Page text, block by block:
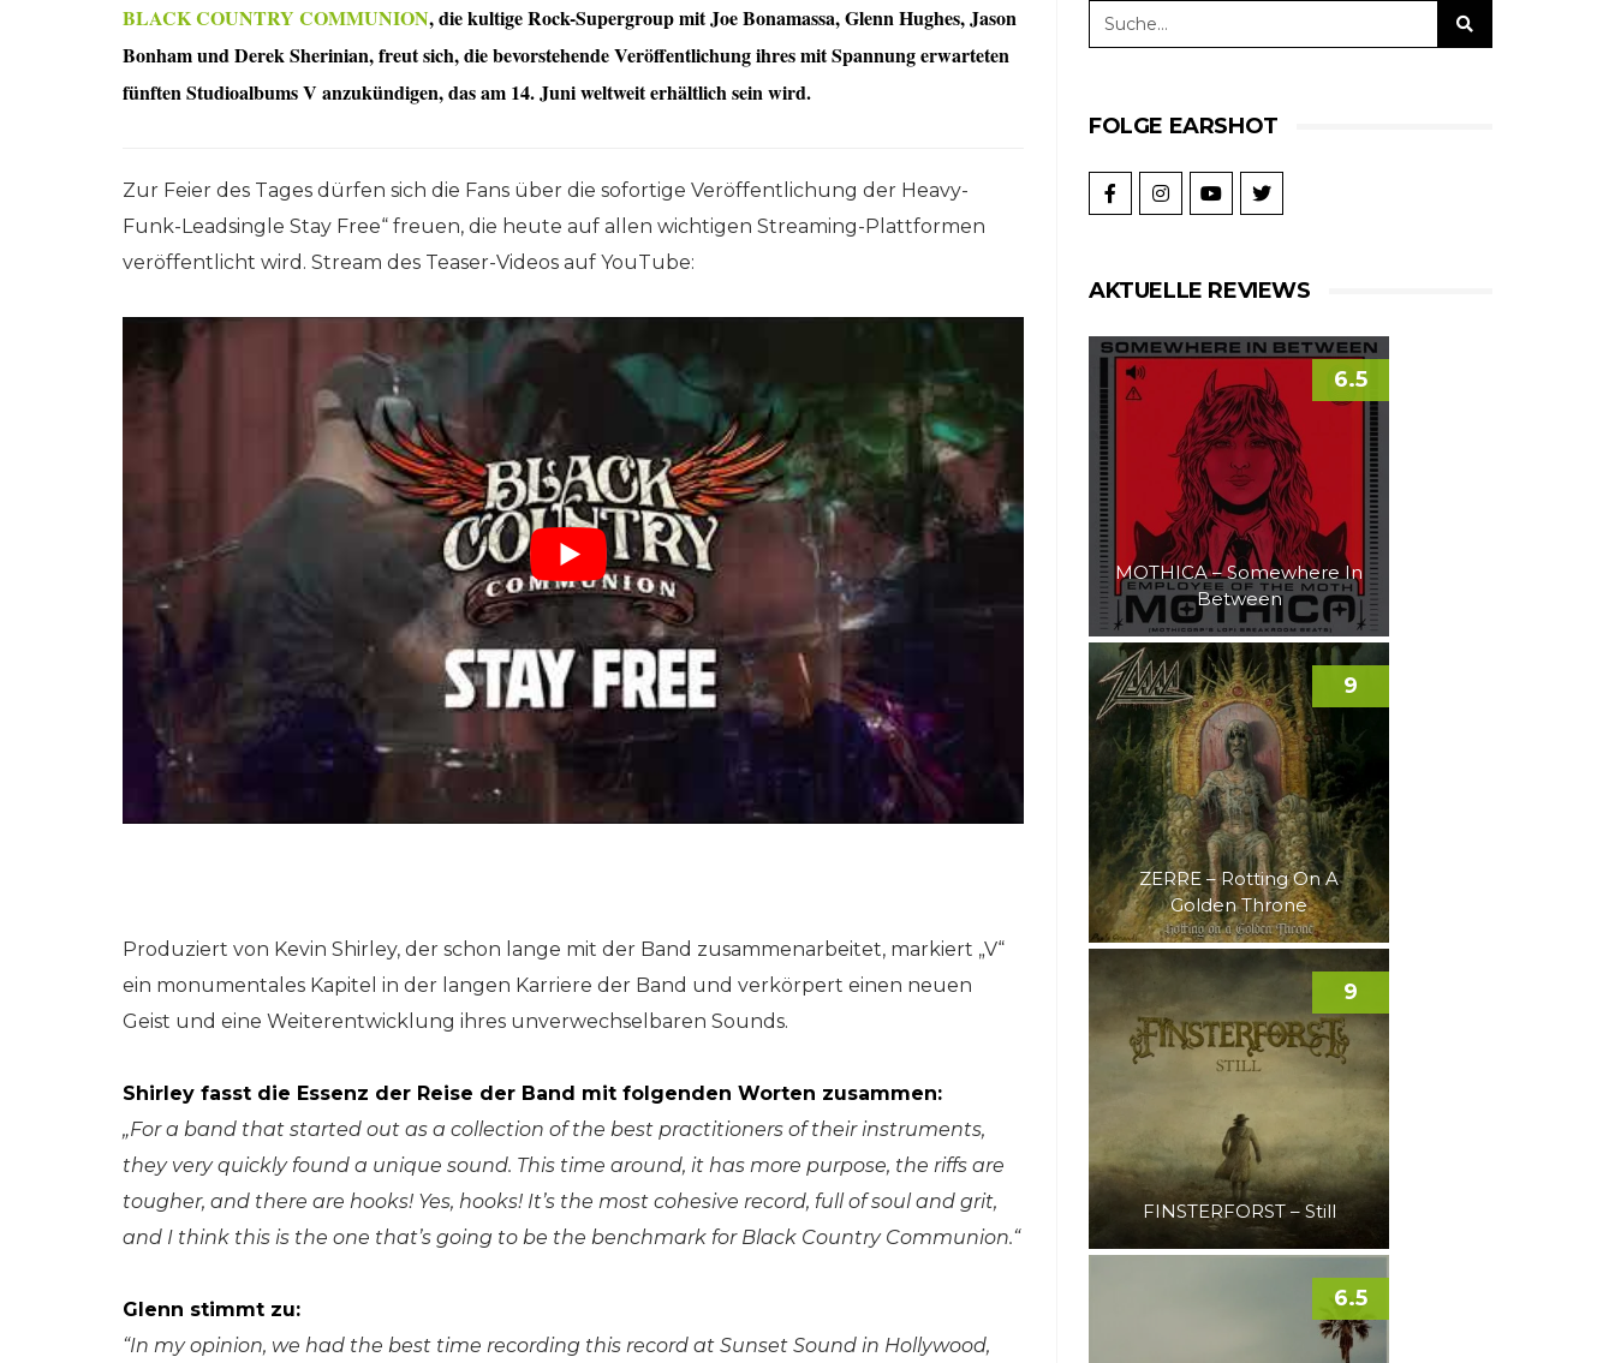
BLACK COUNTRY COMMUNION, die kultige Rock-Supergroup mit Joe Bonamassa, Glenn Hughes, Jason
Bonham und Derek Sherinian, freut sich, die bevorstehende Veröffentlichung ihres mit Spannung erwarteten
fünften Studioalbums V anzukündigen, das am 14. Juni weltweit erhältlich sein wird.
Zur Feier des Tages dürfen sich die Fans über die sofortige Veröffentlichung der Heavy-
Funk-Leadsingle Stay Free“ freuen, die heute auf allen wichtigen Streaming-Plattformen
veröffentlicht wird. Stream des Teaser-Videos auf YouTube:
Produziert von Kevin Shirley, der schon lange mit der Band zusammenarbeitet, markiert „V“
ein monumentales Kapitel in der langen Karriere der Band und verkörpert einen neuen
Geist und eine Weiterentwicklung ihres unverwechselbaren Sounds.
Shirley fasst die Essenz der Reise der Band mit folgenden Worten zusammen:
„For a band that started out as a collection of the best practitioners of their instruments,
they very quickly found a unique sound. This time around, it has more purpose, the riffs are
tougher, and there are hooks! Yes, hooks! It’s the most cohesive record, full of soul and grit,
and I think this is the one that’s going to be the benchmark for Black Country Communion.“
Glenn stimmt zu:
“In my opinion, we had the best time recording this record at Sunset Sound in Hollywood,
FOLGE EARSHOT
AKTUELLE REVIEWS
MOTHICA – Somewhere In
Between
6.5
ZERRE – Rotting On A
Golden Throne
9
FINSTERFORST – Still
9
6.5